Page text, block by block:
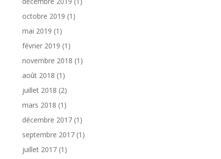
octobre 2019 (1)
mai 2019 (1)
février 2019 (1)
novembre 2018 (1)
août 2018 (1)
juillet 2018 (2)
mars 2018 (1)
décembre 2017(1)
septembre 2017(1)
juillet 2017(1)